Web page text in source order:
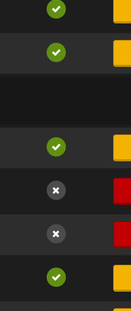
Disponible
Disponible
Disponible
Non disponible
Non disponible
Disponible